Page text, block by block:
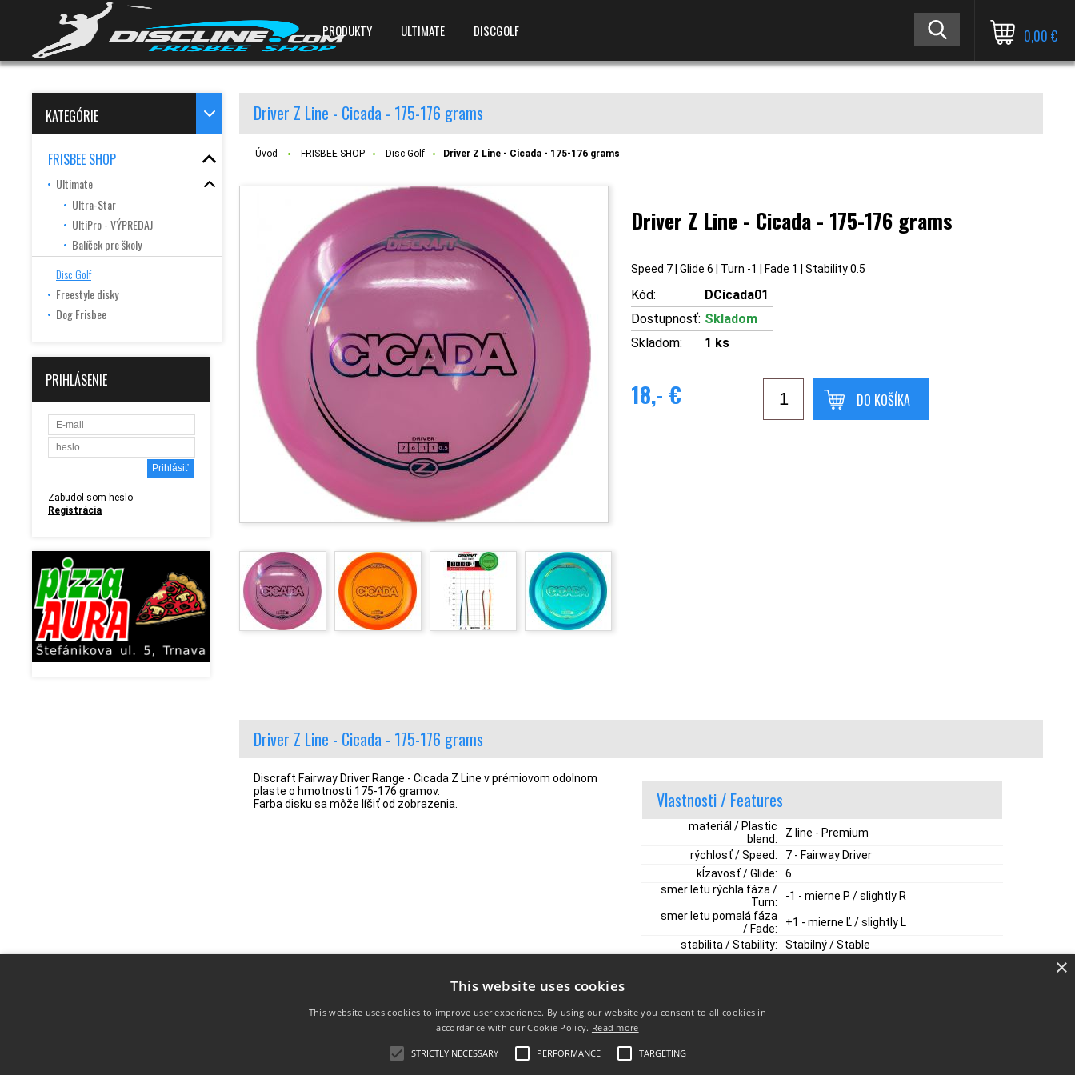
PRODUKTY ULTIMATE DISCGOLF 0,00 €
KATEGÓRIE
FRISBEE SHOP
Ultimate
Ultra-Star
UltiPro - VÝPREDAJ
Balíček pre školy
Disc Golf
Freestyle disky
Dog Frisbee
PRIHLÁSENIE
Zabudol som heslo
Registrácia
Driver Z Line - Cicada - 175-176 grams
Úvod FRISBEE SHOP Disc Golf Driver Z Line - Cicada - 175-176 grams
Driver Z Line - Cicada - 175-176 grams
Speed 7 | Glide 6 | Turn -1 | Fade 1 | Stability 0.5
Kód:
DCicada01
Dostupnosť: Skladom
Skladom:
1 ks
18,- € DO KOŠÍKA
Driver Z Line - Cicada - 175-176 grams
Discraft Fairway Driver Range - Cicada Z Line v prémiovom odolnom
plaste o hmotnosti 175-176 gramov.
Farba disku sa môže líšiť od zobrazenia.
Vlastnosti / Features
materiál / Plastic
blend:
Z line - Premium
rýchlosť / Speed:
7 - Fairway Driver
kĺzavosť / Glide:
6
smer letu rýchla fáza /
Turn:
-1 - mierne P / slightly R
smer letu pomalá fáza
/ Fade:
+1 - mierne Ľ / slightly L
stabilita / Stability:
Stabilný / Stable
DODACIE PODMIENKY INFO DORUČOVANIE
×
This website uses cookies
This website uses cookies to improve user experience. By using our website you consent to all cookies in
accordance with our Cookie Policy. Read more
STRICTLY NECESSARY PERFORMANCE TARGETING